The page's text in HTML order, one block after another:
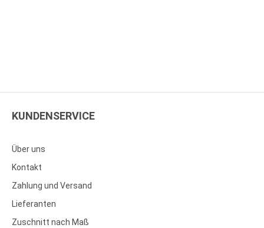
KUNDENSERVICE
Über uns
Kontakt
Zahlung und Versand
Lieferanten
Zuschnitt nach Maß